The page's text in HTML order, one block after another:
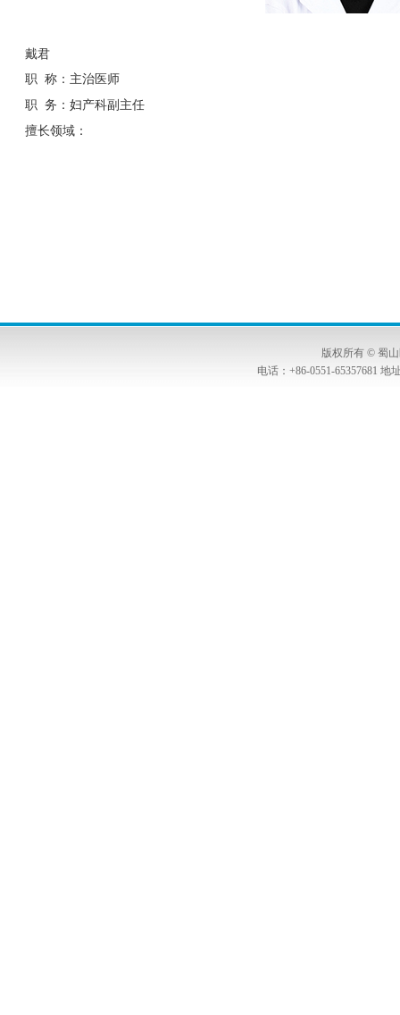
戴君
职 称：主治医师
职 务：妇产科副主任
擅长领域：
版权所有 © 蜀
电话：+86-0551-65357681